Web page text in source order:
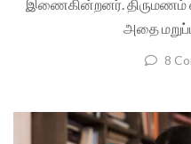
இணைகின்றனர். திருமணம்
அதை
8